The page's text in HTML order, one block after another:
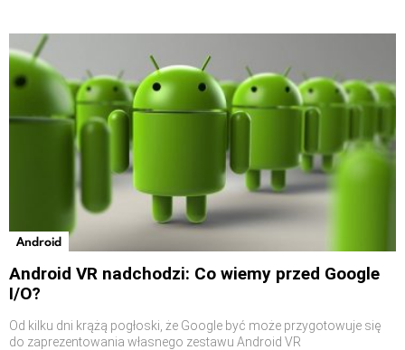
Android
Android VR nadchodzi: Co wiemy przed Google
I/O?
Od kilku dni krążą pogłoski, że Google być może przygotowuje się
do zaprezentowania własnego zestawu Android VR